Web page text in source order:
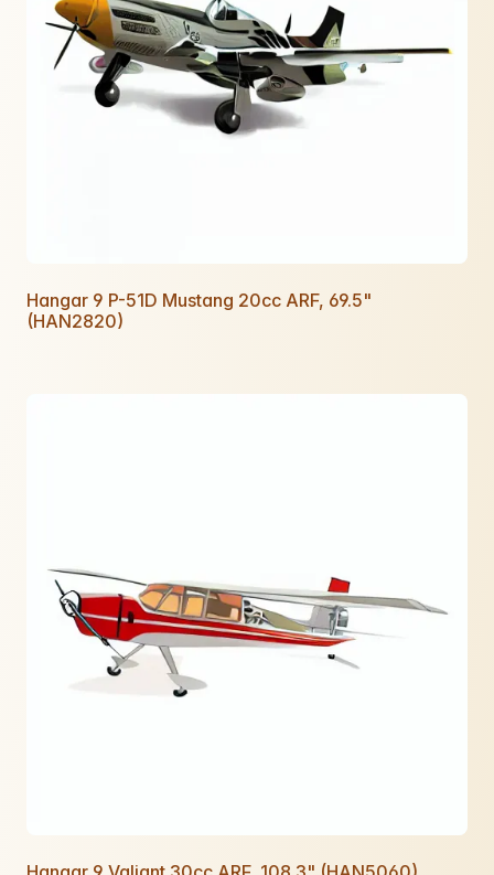
Hangar 9 P-51D Mustang 20cc ARF, 69.5"
(HAN2820)